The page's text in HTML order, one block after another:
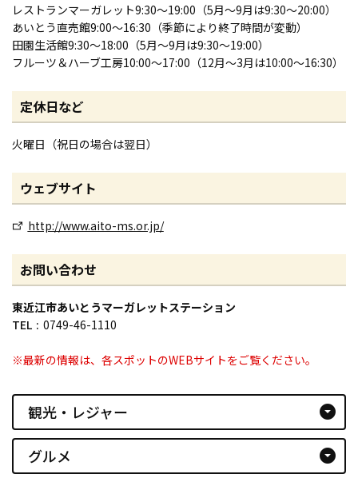
レストランマーガレット9:30～19:00（5月～9月は9:30～20:00）
あいとう直売館9:00～16:30（季節により終了時間が変動）
田園生活館9:30～18:00（5月～9月は9:30～19:00）
フルーツ＆ハーブ工房10:00～17:00（12月～3月は10:00～16:30）
定休日など
火曜日（祝日の場合は翌日）
ウェブサイト
http://www.aito-ms.or.jp/
お問い合わせ
東近江市あいとうマーガレットステーション
TEL
0749-46-1110
※最新の情報は、各スポットのWEBサイトをご覧ください。
観光・レジャー arrow_drop_down_circle
グルメ arrow_drop_down_circle